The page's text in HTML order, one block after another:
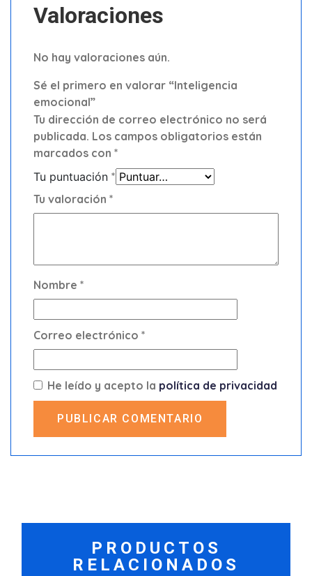
Valoraciones
No hay valoraciones aún.
Sé el primero en valorar “Inteligencia
emocional”
Tu dirección de correo electrónico no será
publicada. Los campos obligatorios están
marcados con *
Tu puntuación *
Tu valoración *
Nombre *
Correo electrónico *
He leído y acepto la política de privacidad
PUBLICAR COMENTARIO
PRODUCTOS
RELACIONADOS